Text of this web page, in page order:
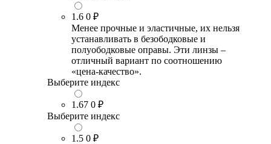
1.6 0 ₽
Менее прочные и эластичные, их нельзя
устанавливать в безободковые и
полуободковые оправы. Эти линзы –
отличный вариант по соотношению
«цена-качество».
Выберите индекс
1.67 0 ₽
Выберите индекс
1.5 0 ₽